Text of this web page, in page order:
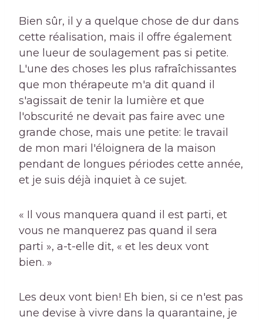
Bien sûr, il y a quelque chose de dur dans
cette réalisation, mais il offre également
une lueur de soulagement pas si petite.
L'une des choses les plus rafraîchissantes
que mon thérapeute m'a dit quand il
s'agissait de tenir la lumière et que
l'obscurité ne devait pas faire avec une
grande chose, mais une petite: le travail
de mon mari l'éloignera de la maison
pendant de longues périodes cette année,
et je suis déjà inquiet à ce sujet.
« Il vous manquera quand il est parti, et
vous ne manquerez pas quand il sera
parti », a-t-elle dit, « et les deux vont
bien. »
Les deux vont bien! Eh bien, si ce n'est pas
une devise à vivre dans la quarantaine, je